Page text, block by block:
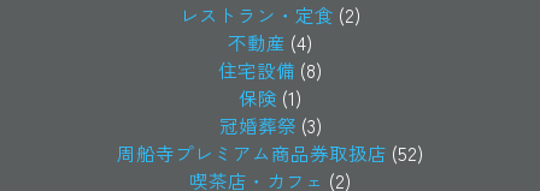
レストラン・定食 (2)
不動産 (4)
住宅設備 (8)
保険 (1)
冠婚葬祭 (3)
周船寺プレミアム商品券取扱店 (52)
喫茶店・カフェ (2)